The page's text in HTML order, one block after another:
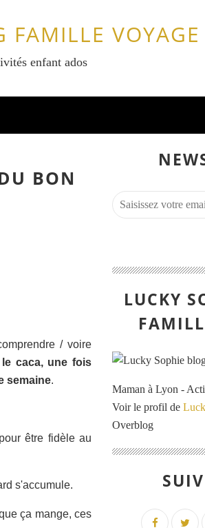
FAMILLE VOYAGE
enfant ados
BON
/ voire
caca, une fois
semaine.
être fidèle au
s'accumule.
ça mange, ces
LUCKY
Maman à Lyon -
Voir le profil de
Overblog